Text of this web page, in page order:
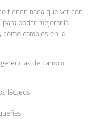
tienen nada que ver con
poder mejorar la
como cambios en la
de cambio
lácteos